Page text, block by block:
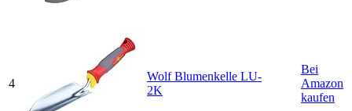
4
Wolf Blumenkelle LU-
2K
Bei
Amazon
kaufen